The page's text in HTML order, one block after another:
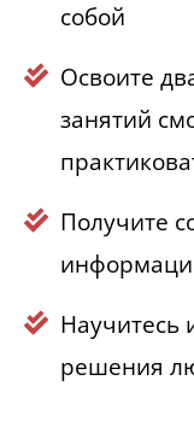
собой
Освоите
занятий
Получите
Научитесь
решения